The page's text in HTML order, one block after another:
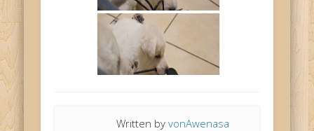
Written byvonAwenasa